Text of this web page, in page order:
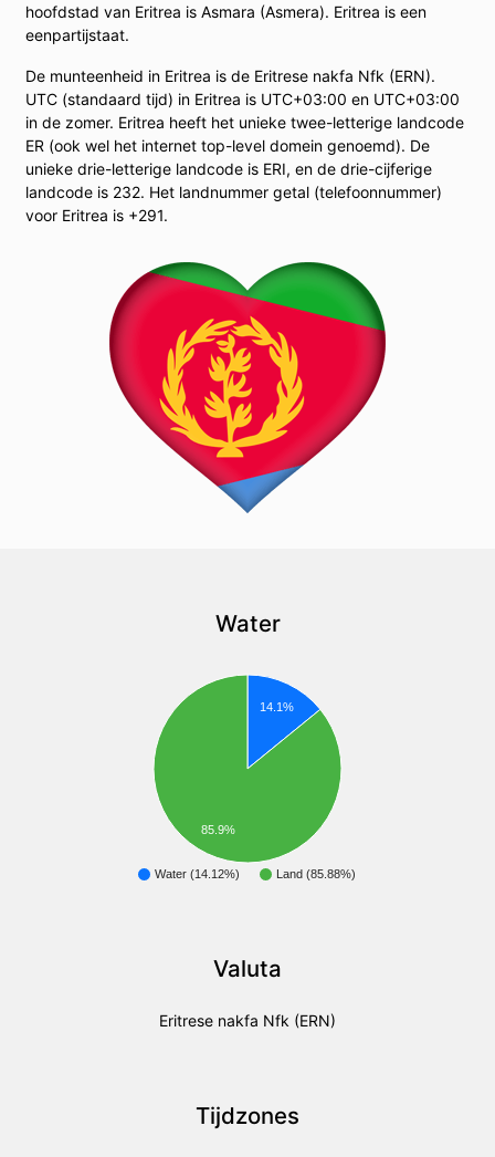
hoofdstad van Eritrea is Asmara (Asmera). Eritrea is een
eenpartijstaat.
De munteenheid in Eritrea is de Eritrese nakfa Nfk (ERN).
UTC (standaard tijd) in Eritrea is UTC+03:00 en UTC+03:00
in de zomer. Eritrea heeft het unieke twee-letterige landcode
ER (ook wel het internet top-level domein genoemd). De
unieke drie-letterige landcode is ERI, en de drie-cijferige
landcode is 232. Het landnummer getal (telefoonnummer)
voor Eritrea is +291.
Water
Water (14.12%) Land (85.88%)
14.1%
85.9%
Valuta
Eritrese nakfa Nfk (ERN)
Tijdzones